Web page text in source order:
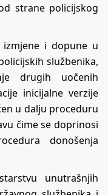
strane policijskog
izmjene i dopune u
službenika,
drugih uočenih
inicijalne verzije
u dalju proceduru
čime se doprinosi
donošenja
unutrašnjih